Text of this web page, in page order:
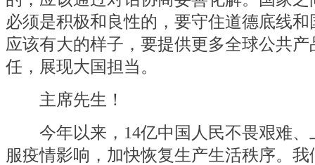
必须是积极和良性的，要守住道德底线
应该有大的样子，要提供更多全球公共
任，展现大国担当。
主席先生！
今年以来，14亿中国人民不畏艰难、
服疫情影响，加快恢复生产生活秩序。